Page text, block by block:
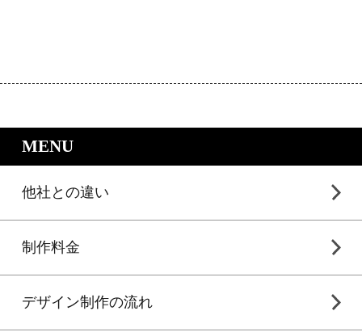
MENU｜LP制作.jpのサービスメニュー
他社との違い
制作料金
デザイン制作の流れ